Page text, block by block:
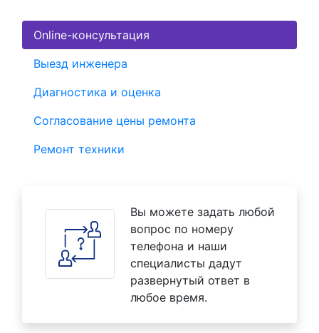
Online-консультация
Выезд инженера
Диагностика и оценка
Согласование цены ремонта
Ремонт техники
Вы можете задать любой
вопрос по номеру
телефона и наши
специалисты дадут
развернутый ответ в
любое время.